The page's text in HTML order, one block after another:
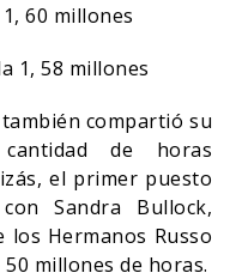
60 millones
1, 58 millones
compartió su
de horas
el primer puesto
Sandra Bullock,
los Hermanos Russo
millones de horas.